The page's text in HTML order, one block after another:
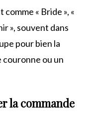
comme « Bride », «
», souvent dans
pour bien la
ou un
la commande